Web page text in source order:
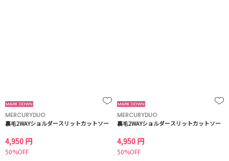
MERCURYDUO
裏毛2WAYショルダースリットカットソー
4,950 円
50%OFF
MERCURYDUO
裏毛2WAYショルダースリットカットソー
4,950 円
50%OFF